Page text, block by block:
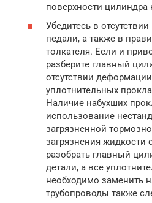
поверхности цилиндра
Убедитесь в
педали, а также в
толкателя. Если и
разберите главный
отсутствии
уплотнительных
Наличие набухших
использование
загрязненной
загрязнения жидкости
разобрать главный
детали, а все
необходимо заменить
трубопроводы также